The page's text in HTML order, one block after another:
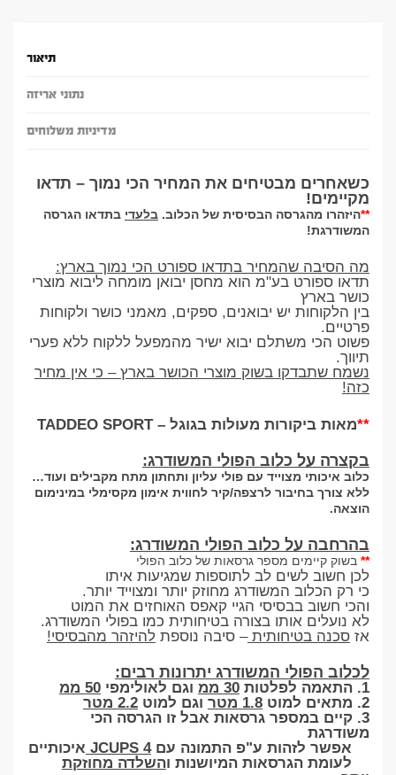
תיאור
נתוני אריזה
מדיניות משלוחים
כשאחרים מבטיחים את המחיר הכי נמוך – תדאו
מקיימים!
**היזהרו מהגרסה הבסיסית של הכלוב.בלעדי בתדאו הגרסה
המשודרגת!
מה הסיבה שהמחיר בתדאו ספורט הכי נמוך בארץ:
תדאו ספורט בע"מ הוא מחסן יבואן מומחה ליבוא מוצרי
כושר בארץ
בין הלקוחות יש יבואנים, ספקים, מאמני כושר ולקוחות
פרטיים.
פשוט הכי משתלם יבוא ישיר מהמפעל ללקוח ללא פערי
תיווך.
נשמח שתבדקו בשוק מוצרי הכושר בארץ – כי אין מחיר
כזה!
**מאות ביקורות מעולות בגוגל – TADDEO SPORT
בקצרה על כלוב הפולי המשודרג:
כלוב איכותי מצוייד עם פולי עליון ותחתון מתח מקבילים ועוד…
ללא צורך בחיבור לרצפה/קיר לחווית אימון מקסימלי במינימום
הוצאה.
בהרחבה על כלוב הפולי המשודרג:
**בשוק קיימים מספר גרסאות של כלוב הפולי
לכן חשוב לשים לב לתוספות שמגיעות איתו
כי רק הכלוב המשודרג מחוזק יותר ומצוייד יותר.
והכי חשוב בבסיסי הגיי קאפס האוחזים את המוט
לא נועלים אותו בצורה בטיחותית כמו בפולי המשודרג.
אזסכנה בטיחותית– סיבה נוספתלהיזהר מהבסיסי!
לכלוב הפולי המשודרג יתרונות רבים:
1. התאמה לפלטות 30 ממ וגם לאולימפי50 ממ
2. מתאים למוט
1.8 מטר וגם למוט2.2 מטר
3. קיים במספר גרסאות אבל זו הגרסה הכי
משודרגת
אפשר לזהות ע"פ התמונה עם4 JCUPS
איכותיים
לעומת הגרסאות המיושנות והשלדה מחוזקת